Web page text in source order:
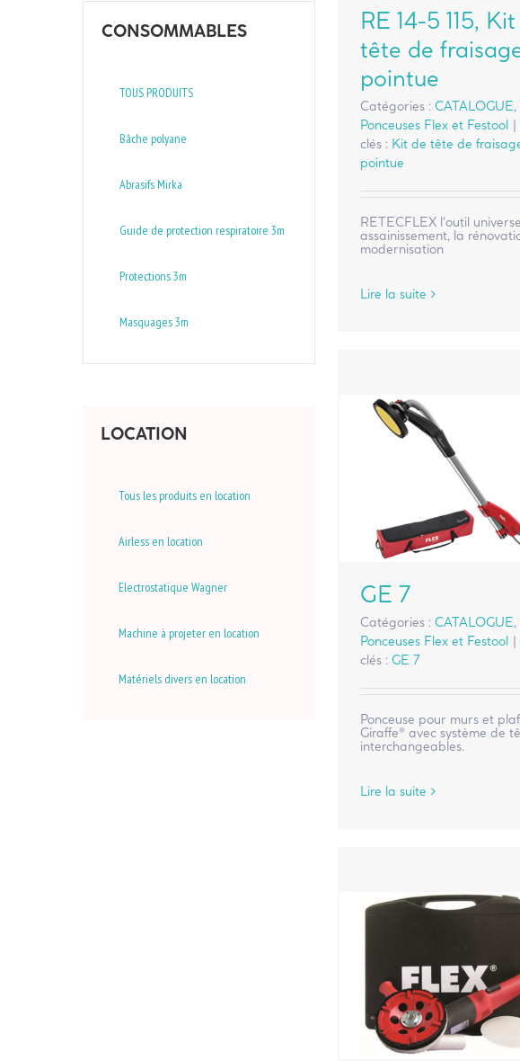
RE 14-5 115,
tête de
pointue
Catégories :CATALOGUE,
Ponceuses Flex et Festool
clés : Kit de tête de
pointue
RETECFLEX l‘outil
assainissement, la
modernisation
Lire la suite
GE 7
Catégories :CATALOGUE,
Ponceuses Flex et Festool |
clés :GE 7
Ponceuse pour murs et
Giraffe® avec système de
interchangeables.
Lire la suite
CONSOMMABLES
TOUS PRODUITS
Bâche polyane
Abrasifs Mirka
Guide de protection respiratoire 3m
Protections 3m
Masquages 3m
LOCATION
Tous les produits en location
Airless en location
Electrostatique Wagner
Machine à projeter en location
Matériels divers en location